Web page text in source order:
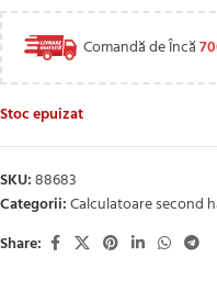
Comandă de Încă
Stoc epuizat
SKU:88683
Categorii:Calculatoare second
Share: